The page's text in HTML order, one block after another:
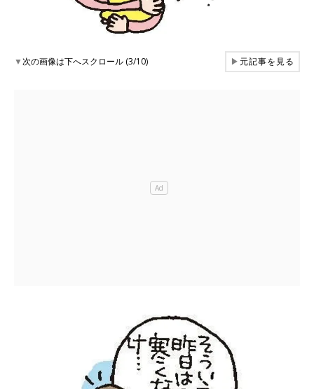
▼次の画像は下へスクロール (3/10) ▶元記事を見る